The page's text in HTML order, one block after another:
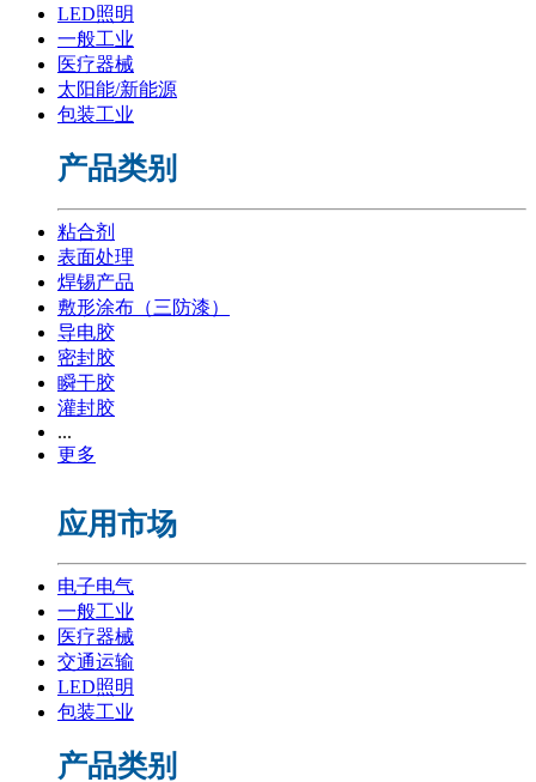
LED照明
一般工业
医疗器械
太阳能/新能源
包装工业
产品类别
粘合剂
表面处理
焊锡产品
敷形涂布（三防漆）
导电胶
密封胶
瞬干胶
灌封胶
...
更多
应用市场
电子电气
一般工业
医疗器械
交通运输
LED照明
包装工业
产品类别